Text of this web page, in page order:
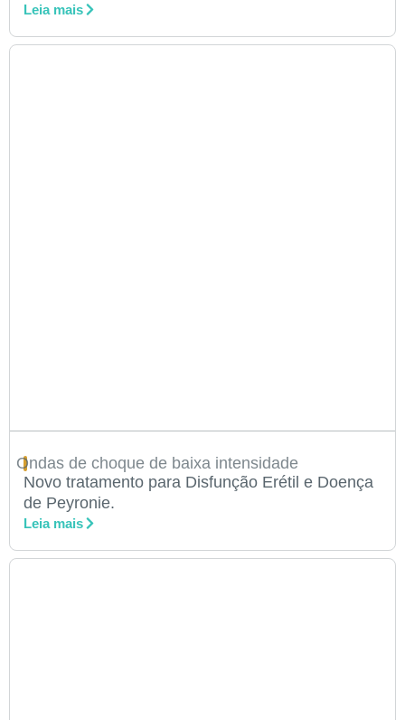
Leia mais
Ondas de choque de baixa intensidade
Novo tratamento para Disfunção Erétil e Doença
de Peyronie.
Leia mais